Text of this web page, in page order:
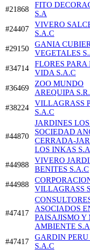
#21868
FITO
S.A
#24407
VIVERO
S.A.C
#29150
GANIA
VEGETALES
#34714
FLORES PARA
VIDA S.A.C
#36469
ZOO MUNDO
AREQUIPA
#38224
VILLAGRASS
S.A.C
#44870
JARDINES
SOCIEDAD
CERRADA-
LOS INKAS
#44988
VIVERO
BENITES S.A.C
#44988
VILLAGRASS
#47417
ASOCIADOS
PAISAJISMO Y
AMBIENTE
#47417
GARDIN PERU
S.A.C